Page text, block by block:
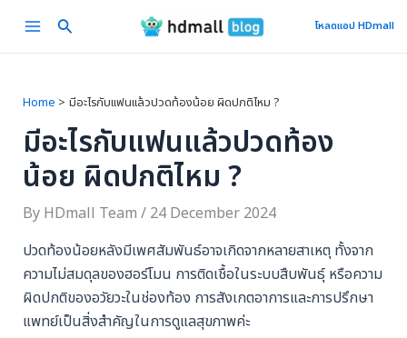
Main
โหลดแอป HDmall
Home มีอะไรกับแฟนแล้วปวดท้องน้อย ผิดปกติไหม ?
มีอะไรกับแฟนแล้วปวดท้อง
น้อย ผิดปกติไหม ?
By HDmall Team / 24 December 2024
ปวดท้องน้อยหลังมีเพศสัมพันธ์อาจเกิดจากหลายสาเหตุ ทั้งจาก
ความไม่สมดุลของฮอร์โมน การติดเชื้อในระบบสืบพันธุ์ หรือความ
ผิดปกติของอวัยวะในช่องท้อง การสังเกตอาการและการปรึกษา
แพทย์เป็นสิ่งสำคัญในการดูแลสุขภาพค่ะ